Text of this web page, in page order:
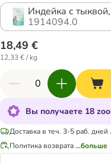
Индейка с
1914094.0
18,49 €
12,33 € / kg
Вы получаете 18
Доставка в теч. 3-5 раб. дней
Политика возврата...больше